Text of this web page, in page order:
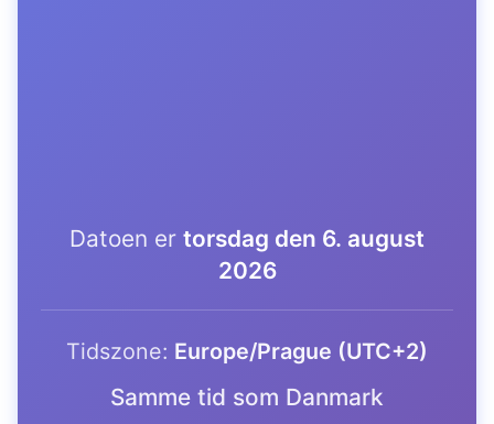
Datoen er torsdag den 6. august
2026
Tidszone: Europe/Prague (UTC+2)
Samme tid som Danmark